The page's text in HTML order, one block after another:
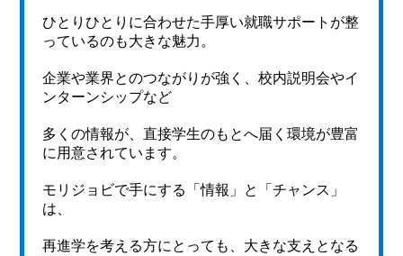
ひとりひとりに合わせた手厚い就職サポートが整
っているのも大きな魅力。
企業や業界とのつながりが強く、校内説明会やイ
ンターンシップなど
多くの情報が、直接学生のもとへ届く環境が豊富
に用意されています。
モリジョビで手にする「情報」と「チャンス」
は、
再進学を考える方にとっても、大きな支えとなる